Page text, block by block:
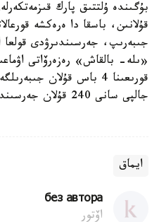
بۇگىندە ۇلتتىق پارك
قۇلانىن، باسقا دا ەرەكشە
جىبەرىپ، جەرسىندىرۋدى
قورىعىنا 4 باس قۇلان
جالپى سانى 240 قۇلان جەرسىندىرۋ جوسپاردا بار.
ايماق
без автора
اۆتور